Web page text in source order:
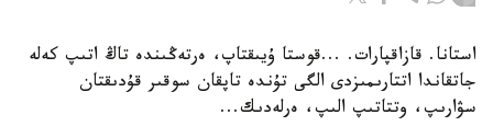
استانا. قازاقپارات. ...قوستا ۇيىقتاپ، ەرتەڭىندە تاڭ اتىپ كەلە
جاتقاندا اتتارىمىزدى الگى تۇندە تاپقان سوقىر قۇدىقتان
سۋارىپ، وتتاتىپ الىپ، ەرلەدىك...